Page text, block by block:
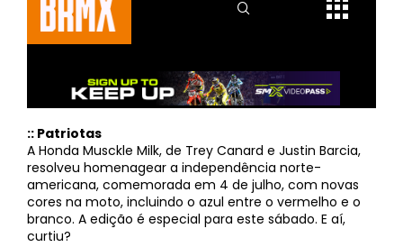
:: Patriotas
A Honda Musckle Milk, de Trey Canard e Justin Barcia,
resolveu homenagear a independência norte-
americana, comemorada em 4 de julho, com novas
cores na moto, incluindo o azul entre o vermelho e o
branco. A edição é especial para este sábado. E aí,
curtiu?